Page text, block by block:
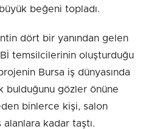
beğeni topladı.
dört bir yanından gelen
temsilcilerinin oluşturduğu
Bursa iş dünyasında
bulduğunu gözler önüne
binlerce kişi, salon
alanlara kadar taştı.